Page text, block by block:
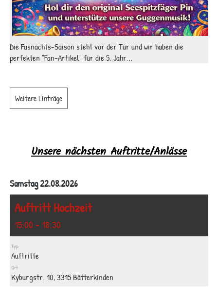
Die Fasnachts-Saison steht vor der Tür und wir haben die
perfekten "Fan-Artikel" für die 5. Jahr...
Weitere Einträge
Unsere nächsten Auftritte/Anlässe
Samstag 22.08.2026
Auftritt Hochzeit
15:00 - 18:30
Typ
Auftritte
Ort
Kyburgstr. 10, 3315 Bätterkinden